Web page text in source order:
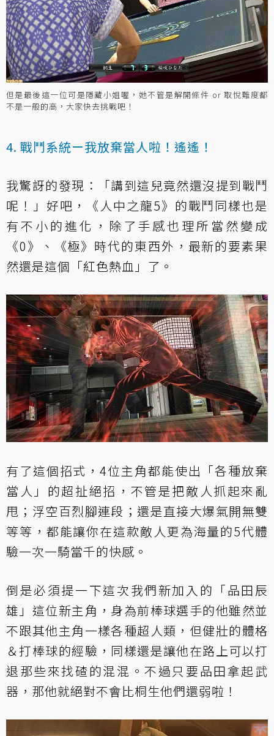
但是最後這一位可是隱藏小姐喔，她不管是解開條件 or 取悅難度都
不是一般的高，大家快去挑戰吧！
4. 戰鬥系統ー我放棄當人啦！遙遙！
我驚訝的發現：「講到這兒竟然還沒提到戰鬥
呢！」好吧，《人中之龍5》的戰鬥同樣也是
有不小的進化，除了手感也理所當然變成
《0》、《極》時代的東西外，最新的要素果
然還是這個「紅色熱血」了。
有了這個招式，4位主角都能使出「各種放棄
當人」的超扯絕招，不管是把敵人抓起來亂
甩；浮空百烈腳連段；還是直接大爆氣開無雙
等等，都能讓你在這款敵人更為海量的5代體
驗一次一騎當千的快感。
倒是必須提一下這次我們新加入的「品田辰
雄」這位新主角，身為前棒球選手的他雖然並
不跟其他主角一樣各種超人類，但健壯的體格
＆打棒球的經驗，同樣還是讓他在路上可以打
退那些來找碴的混混。不過只要品田拿起武
器，那他就絕對不會比桐生他們還弱啦！